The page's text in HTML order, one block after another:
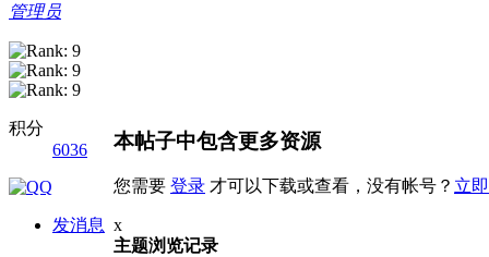
管理员
积分
6036
发消息
本帖子中包含更多资源
您需要 登录 才可以下载或查看，没有帐号？ 立
x
主题浏览记录